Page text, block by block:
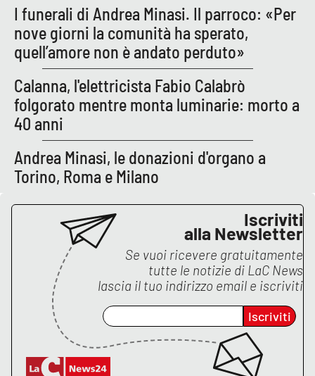
LaC TV
LaC Network
LaC OnAir
EDIZIONI
Catanzaro
Crotone
Vibo Valentia
Reggio Calabria
Cosenza
Lamezia Terme
I funerali di Andrea Minasi. Il parroco: «Per
nove giorni la comunità ha sperato,
quell’amore non è andato perduto»
Calanna, l'elettricista Fabio Calabrò
folgorato mentre monta luminarie: morto a
40 anni
Andrea Minasi, le donazioni d'organo a
Torino, Roma e Milano
Iscriviti
alla Newsletter
Se vuoi ricevere gratuitamente
tutte le notizie di LaC News
lascia il tuo indirizzo email e iscriviti
Iscriviti